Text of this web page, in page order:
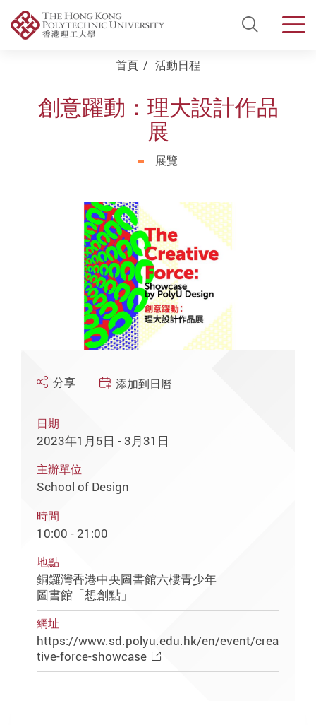
Open
首頁 活動日程
創意躍動：理大設計作品
展
展覽
分享 添加到日曆
日期
2023年1月5日 - 3月31日
主辦單位
School of Design
時間
10:00 - 21:00
地點
銅鑼灣香港中央圖書館六樓青少年
圖書館「想創點」
網址
https://www.sd.polyu.edu.hk/en/event/crea
tive-force-showcase